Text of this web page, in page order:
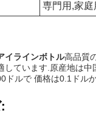
専門用,家庭
イラインボトル高品質
しています.原産地は中
ドルで 価格は0.1ドル